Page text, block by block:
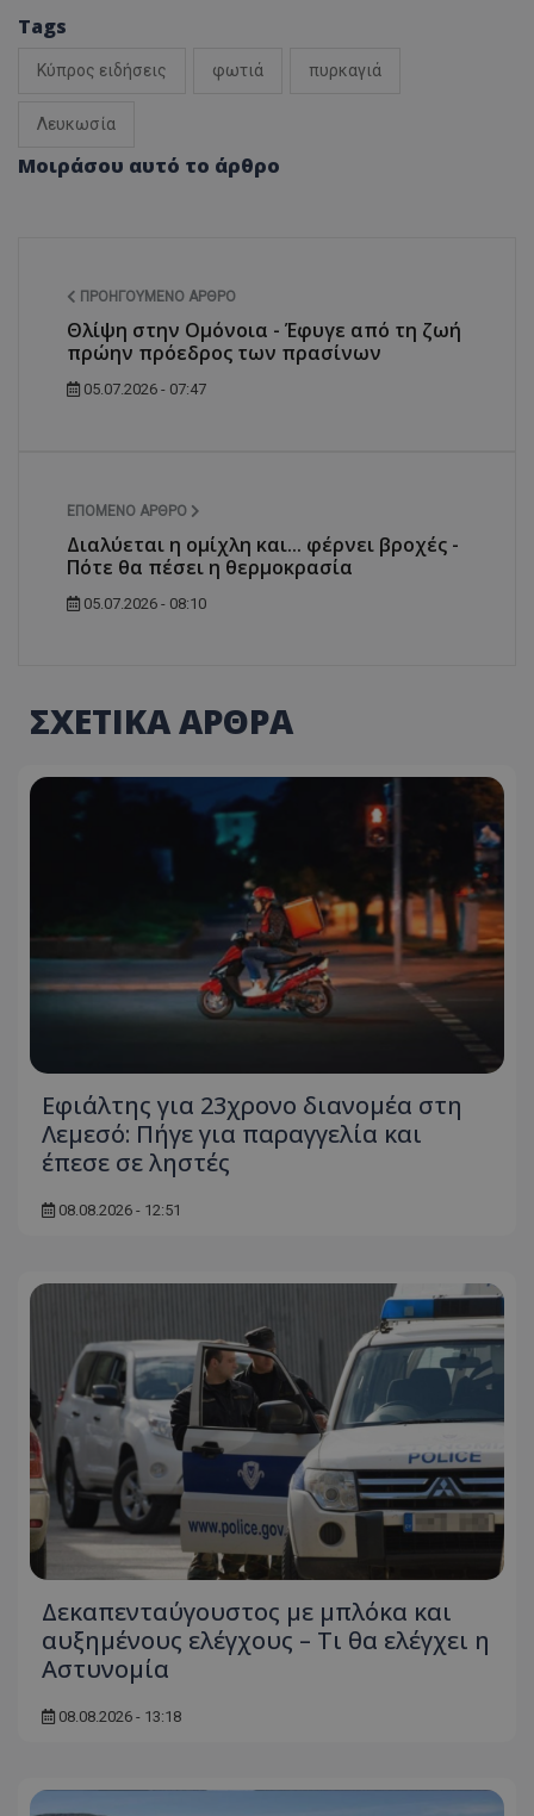
Tags
Κύπρος ειδήσεις φωτιά πυρκαγιά
Λευκωσία
Μοιράσου αυτό το άρθρο
ΠΡΟΗΓΟΎΜΕΝΟ ΆΡΘΡΟ
Θλίψη στην Ομόνοια - Έφυγε από τη ζωή
πρώην πρόεδρος των πρασίνων
05.07.2026 - 07:47
ΕΠΌΜΕΝΟ ΆΡΘΡΟ
Διαλύεται η ομίχλη και... φέρνει βροχές -
Πότε θα πέσει η θερμοκρασία
05.07.2026 - 08:10
ΣΧΕΤΙΚΑ ΑΡΘΡΑ
Εφιάλτης για 23χρονο διανομέα στη
Λεμεσό: Πήγε για παραγγελία και
έπεσε σε ληστές
08.08.2026 - 12:51
Δεκαπενταύγουστος με μπλόκα και
αυξημένους ελέγχους – Τι θα ελέγχει η
Αστυνομία
08.08.2026 - 13:18